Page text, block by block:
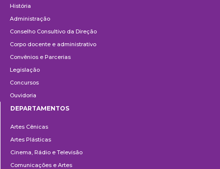
História
Administração
Conselho Consultivo da Direção
Corpo docente e administrativo
Convênios e Parcerias
Legislação
Concursos
Ouvidoria
DEPARTAMENTOS
Artes Cênicas
Artes Plásticas
Cinema, Rádio e Televisão
Comunicações e Artes